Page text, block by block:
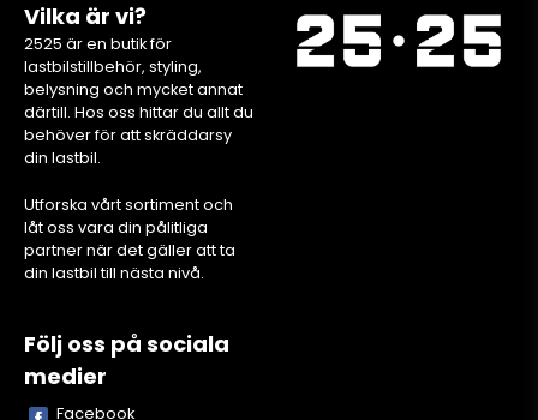
Vilka är vi?
2525 är en butik för
lastbilstillbehör, styling,
belysning och mycket annat
därtill. Hos oss hittar du allt du
behöver för att skräddarsy
din lastbil.
Utforska vårt sortiment och
låt oss vara din pålitliga
partner när det gäller att ta
din lastbil till nästa nivå.
Följ oss på sociala
medier
Facebook